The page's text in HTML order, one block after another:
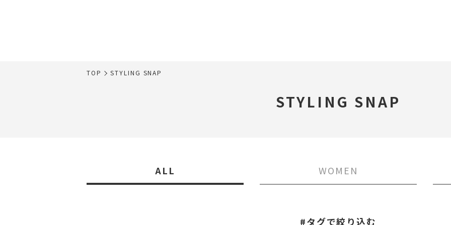
TOP STYLING SNAP
STYLING SNAP
ALL WOMEN
#タグで絞り込む